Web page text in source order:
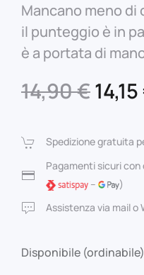
Mancano meno di
il punteggio è in
è a portata di
14,90€Il
era:
14,90
14,15
Spedizione gratuita
Pagamenti sicuri
–
)
Assistenza via mail o
Disponibile (ordinabile)